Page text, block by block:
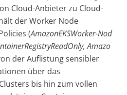
Cloud-Anbieter zu Cloud-
der Worker Node
(AmazonEKSWorker-Nod
Amazo
der Auflistung sensibler
über das
bis hin zum vollen